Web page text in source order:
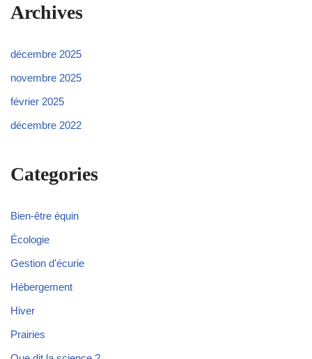
Archives
décembre 2025
novembre 2025
février 2025
décembre 2022
Categories
Bien-être équin
Écologie
Gestion d'écurie
Hébergement
Hiver
Prairies